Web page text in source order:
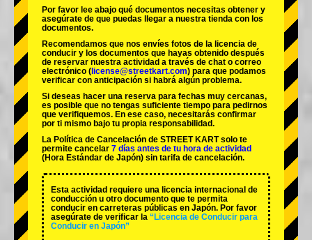
Por favor lee abajo qué documentos necesitas obtener y
asegúrate de que puedas llegar a nuestra tienda con los
documentos.
Recomendamos que nos envíes fotos de la licencia de
conducir y los documentos que hayas obtenido después
de reservar nuestra actividad a través de chat o correo
electrónico ( license@streetkart.com) para que podamos
verificar con anticipación si habrá algún problema.
Si deseas hacer una reserva para fechas muy cercanas,
es posible que no tengas suficiente tiempo para pedirnos
que verifiquemos. En ese caso, necesitarás confirmar
por ti mismo bajo tu propia responsabilidad.
La Política de Cancelación de STREET KART solo te
permite cancelar 7 días antes de tu hora de actividad
(Hora Estándar de Japón) sin tarifa de cancelación.
Esta actividad requiere una licencia internacional de
conducción u otro documento que te permita
conducir en carreteras públicas en Japón. Por favor
asegúrate de verificar la “Licencia de Conducir para
Conducir en Japón”